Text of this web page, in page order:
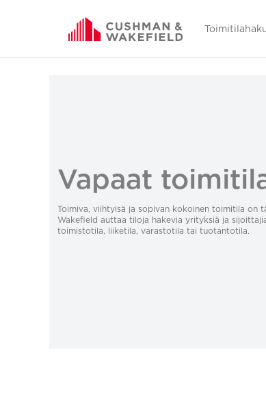
Vapaat
Toimiva, viihtyisä ja sopivan kokoinen toimitila on
Wakefield auttaa tiloja hakevia yrityksiä ja
toimistotila, liiketila, varastotila tai tuotantotila.